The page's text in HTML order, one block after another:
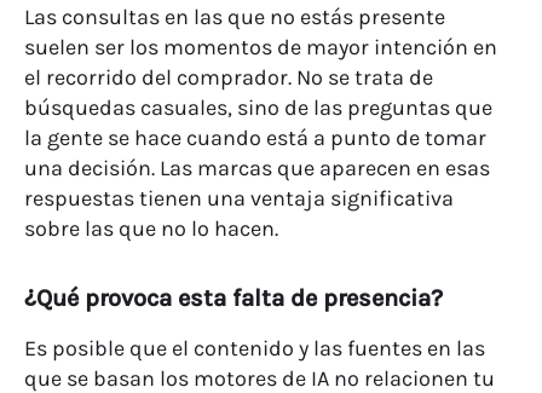
Las consultas en las que no estás presente
suelen ser los momentos de mayor intención en
el recorrido del comprador. No se trata de
búsquedas casuales, sino de las preguntas que
la gente se hace cuando está a punto de tomar
una decisión. Las marcas que aparecen en esas
respuestas tienen una ventaja significativa
sobre las que no lo hacen.
¿Qué provoca esta falta de presencia?
Es posible que el contenido y las fuentes en las
que se basan los motores de IA no relacionen tu